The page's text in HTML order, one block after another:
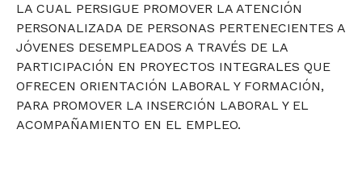
LA CUAL PERSIGUE PROMOVER LA ATENCIÓN
PERSONALIZADA DE PERSONAS PERTENECIENTES A
JÓVENES DESEMPLEADOS A TRAVÉS DE LA
PARTICIPACIÓN EN PROYECTOS INTEGRALES QUE
OFRECEN ORIENTACIÓN LABORAL Y FORMACIÓN,
PARA PROMOVER LA INSERCIÓN LABORAL Y EL
ACOMPAÑAMIENTO EN EL EMPLEO.